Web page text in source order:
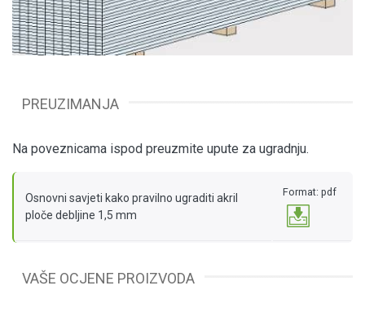
PREUZIMANJA
Na poveznicama ispod preuzmite upute za ugradnju.
Osnovni savjeti kako pravilno ugraditi akril
ploče debljine 1,5 mm
Format: pdf
VAŠE OCJENE PROIZVODA